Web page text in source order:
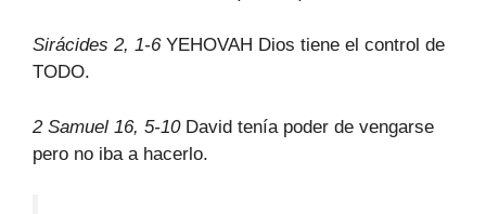
Sirácides 2, 1-6YEHOVAH Dios tiene el control de
TODO.
2 Samuel 16, 5-10David tenía poder de vengarse
pero no iba a hacerlo.